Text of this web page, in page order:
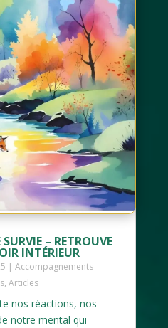
– RETROUVE
INTÉRIEUR
| Accompagnements
, Articles
nos réactions, nos
notre mental qui